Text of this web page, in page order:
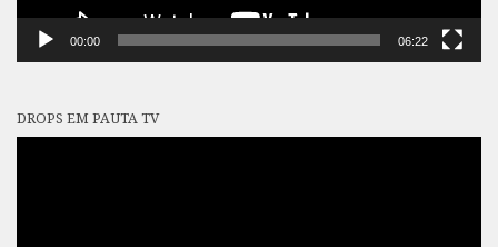
00:00 06:22
DROPS EM PAUTA TV